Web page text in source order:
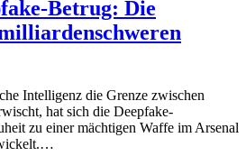
Betrug: Die
Intelligenz die Grenze zwischen
hat sich die Deepfake-
zu einer mächtigen Waffe im Arsenal